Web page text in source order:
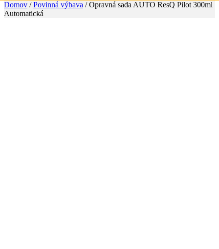
Domov /Povinná výbava /Opravná sada AUTO ResQ Pilot 300ml
Automatická